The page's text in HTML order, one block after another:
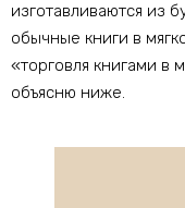
изготавливаются из
обычные книги в
«торговля книгами в
объясню ниже.